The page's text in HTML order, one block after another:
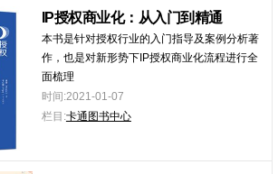
IP授权商业化：从入门到精通
本书是针对授权行业的入门指导及案例分析著
作，也是对新形势下IP授权商业化流程进行全
面梳理
时间:2021-01-07
栏目:卡通图书中心